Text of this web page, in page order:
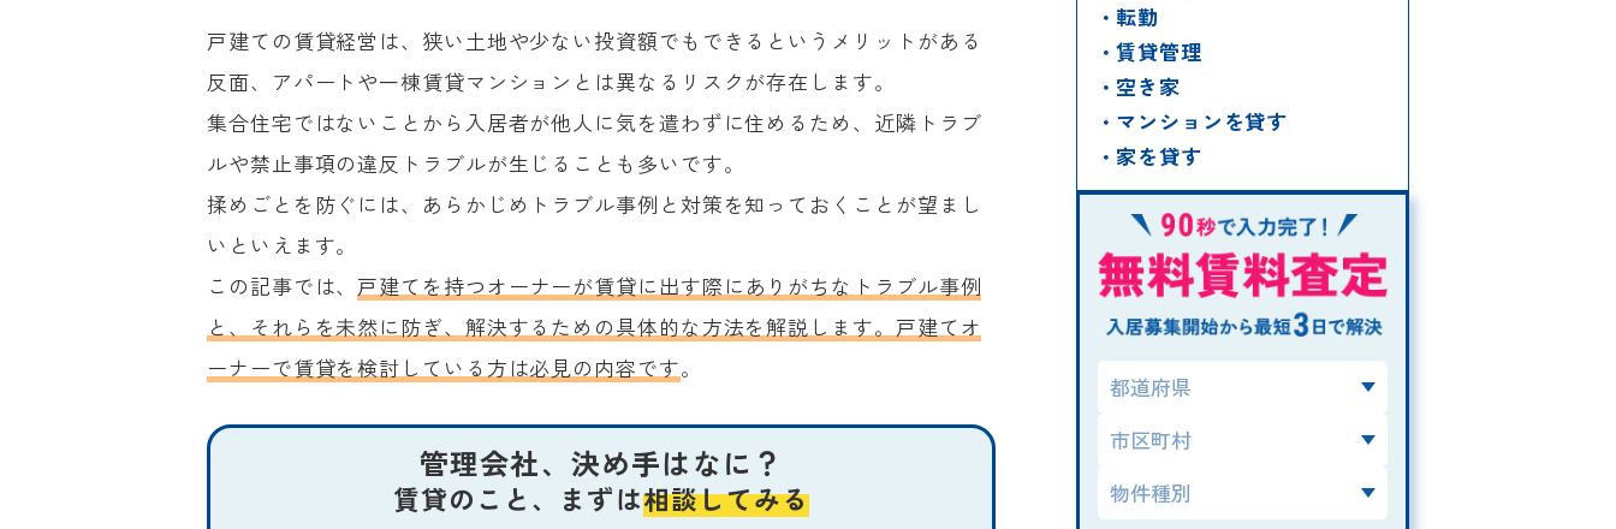
戸建ての賃貸経営は、狭い土地や少ない投資額でもできるというメリットがある
反面、アパートや一棟賃貸マンションとは異なるリスクが存在します。
集合住宅ではないことから入居者が他人に気を遣わずに住めるため、近隣トラブ
ルや禁止事項の違反トラブルが生じることも多いです。
揉めごとを防ぐには、あらかじめトラブル事例と対策を知っておくことが望まし
いといえます。
この記事では、 戸建てを持つオーナーが賃貸に出す際にありがちなトラブル事例
と、それらを未然に防ぎ、解決するための具体的な方法を解説します。戸建てオ
ーナーで賃貸を検討している方は必見の内容です。
管理会社、決め手はなに？
賃貸のこと、まずは相談してみる
転勤
賃貸管理
空き家
マンションを貸す
家を貸す